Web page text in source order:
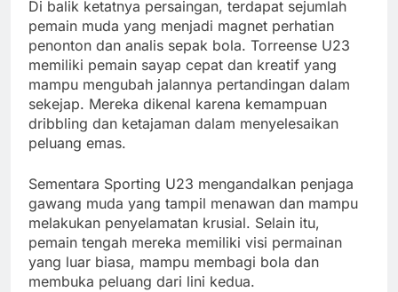
Di balik ketatnya persaingan, terdapat sejumlah
pemain muda yang menjadi magnet perhatian
penonton dan analis sepak bola. Torreense U23
memiliki pemain sayap cepat dan kreatif yang
mampu mengubah jalannya pertandingan dalam
sekejap. Mereka dikenal karena kemampuan
dribbling dan ketajaman dalam menyelesaikan
peluang emas.
Sementara Sporting U23 mengandalkan penjaga
gawang muda yang tampil menawan dan mampu
melakukan penyelamatan krusial. Selain itu,
pemain tengah mereka memiliki visi permainan
yang luar biasa, mampu membagi bola dan
membuka peluang dari lini kedua.